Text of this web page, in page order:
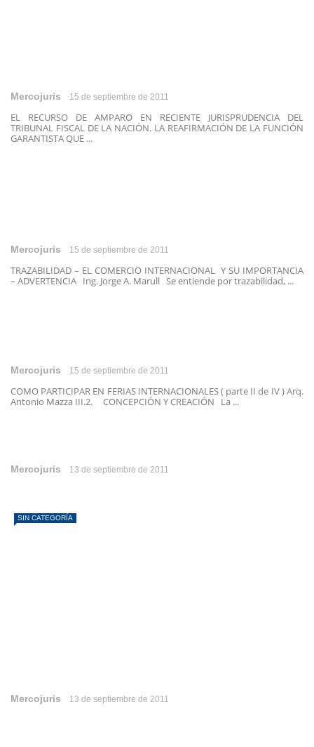
Mercojuris 15 de septiembre de 2011
EL RECURSO DE AMPARO EN RECIENTE JURISPRUDENCIA DEL
TRIBUNAL FISCAL DE LA NACIÓN. LA REAFIRMACIÓN DE LA FUNCIÓN
GARANTISTA QUE ...
Mercojuris 15 de septiembre de 2011
TRAZABILIDAD – EL COMERCIO INTERNACIONAL Y SU IMPORTANCIA
– ADVERTENCIA Ing. Jorge A. Marull Se entiende por trazabilidad, ...
Mercojuris 15 de septiembre de 2011
COMO PARTICIPAR EN FERIAS INTERNACIONALES ( parte II de IV ) Arq.
Antonio Mazza III.2. CONCEPCIÓN Y CREACIÓN La ...
Mercojuris 13 de septiembre de 2011
SIN CATEGORÍA
Mercojuris 13 de septiembre de 2011